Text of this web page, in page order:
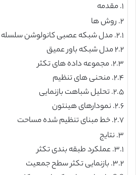
۱. مقدمه
۲. روش ها
۲.۱. مدل شبکه عصبی کانولوشن سلسله مراتبی
۲.۲ مدل شبکه باور عمیق
۲.۳. مجموعه داده های تکثر
۲.۴. منحنی های تنظیم
۲.۵. تحلیل شباهت بازنمایی
۲.۶. نمودارهای هینتون
۲.۷. خط مبنای تنظیم شده مساحت
۳. نتایج
۳.۱. عملکرد طبقه بندی تکثر
۳.۲. بازنمایی تکثر سطح جمعیت